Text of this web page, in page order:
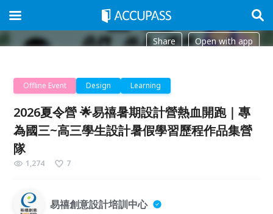
Share Open with app
Offline Event Design Learning
2026夏令營 🌟易禧暑期設計營熱血開跑｜專
為國三~高三學生設計暑假學習歷程作品集營
隊
1,274 7
易禧創意設計培訓中心